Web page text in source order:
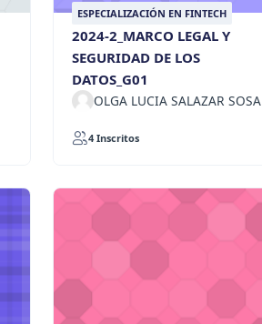
ESPECIALIZACIÓN EN FINTECH
2024-2_MARCO LEGAL Y
SEGURIDAD DE LOS
DATOS_G01
OLGA LUCIA SALAZAR SOSA
4 Inscritos